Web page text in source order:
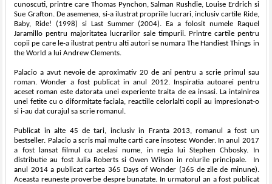
cunoscuti, printre care Thomas Pynchon, Salman Rushdie, Louise Erdrich si
Sue Grafton. De asemenea, si-a ilustrat propriile lucrari, inclusiv cartile Ride,
Baby, Ride! (1998) si Last Summer (2004). Ea a folosit numele Raquel
Jaramillo pentru majoritatea lucrarilor sale timpurii. Printre cartile pentru
copii pe care le-a ilustrat pentru alti autori se numara The Handiest Things in
the World a lui Andrew Clements.
Palacio a avut nevoie de aproximativ 20 de ani pentru a scrie primul sau
roman. Wonder a fost publicat in anul 2012. Inspiratia autoarei pentru
aceset roman este datorata unei experiente traita de ea insasi. La intalnirea
unei fetite cu o diformitate faciala, reactiile celorlalti copii au impresionat-o
si i-au dat curajul sa scrie romanul.
Publicat in alte 45 de tari, inclusiv in Franta 2013, romanul a fost un
bestseller. Palacio a scris mai multe carti care insotesc Wonder. In anul 2017
a fost lansat filmul cu acelasi nume, in regia lui Stephen Chbosky. In
distributie au fost Julia Roberts si Owen Wilson in rolurile principale. In
anul 2014 a publicat cartea 365 Days of Wonder (365 de zile de minune).
Aceasta reuneste proverbe despre bunatate. In urmatorul an a fost publicat